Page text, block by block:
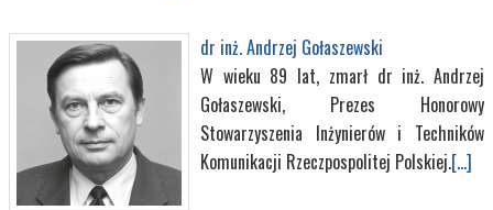
dr inż. Andrzej Gołaszewski
W wieku 89 lat, zmarł dr inż. Andrzej
Gołaszewski, Prezes Honorowy
Stowarzyszenia Inżynierów i Techników
Komunikacji Rzeczpospolitej Polskiej.[...]